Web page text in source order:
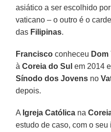
asiático a ser escolhido por
vaticano – o outro é o
das Filipinas.
Francisco conheceu Dom
àCoreia do Sul em 2014
Sínodo dos Jovens no
depois.
A Igreja Católica na
estudo de caso, com o